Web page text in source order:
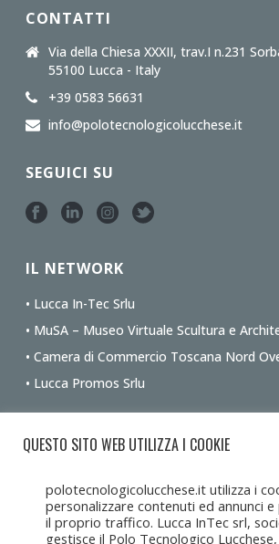
CONTATTI
Via della Chiesa XXXII, trav.I n.231
55100 Lucca - Italy
+39 0583 56631
info@polotecnologicolucchese.it
SEGUICI SU
IL NETWORK
• Lucca In-Tec Srlu
• MuSA – Museo Virtuale Scultura e
• Camera di Commercio Toscana Nord
• Lucca Promos Srlu
Ottieni le indicazioni stradali dalla tua
QUESTO SITO WEB UTILIZZA I COOKIE
polotecnologicolucchese.it utilizza i
personalizzare contenuti ed annunci e
il proprio traffico. Lucca InTec srl,
gestisce il Polo Tecnologico